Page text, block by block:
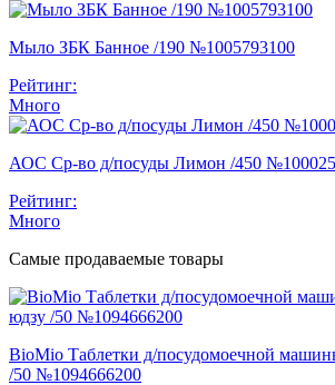
Мыло ЗБК Банное /190 №1005793100
Рейтинг:
Много
АОС Ср-во д/посуды Лимон /450
Рейтинг:
Много
Самые продаваемые товары
BioMio Таблетки д/посудомоечной
/50 №1094666200